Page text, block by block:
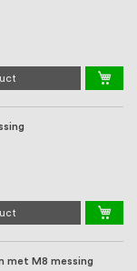
onze
service bij
dat een
het
met M8 messing